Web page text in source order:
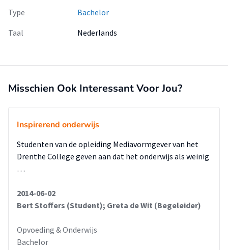
Type
Bachelor
Taal
Nederlands
Misschien Ook Interessant Voor Jou?
Inspirerend onderwijs
Studenten van de opleiding Mediavormgever van het
Drenthe College geven aan dat het onderwijs als weinig
…
2014-06-02
Bert Stoffers (Student); Greta de Wit (Begeleider)
Opvoeding & Onderwijs
Bachelor